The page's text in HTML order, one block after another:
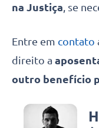
na Justiça , se
Entre em contato
direito a
outro benefício